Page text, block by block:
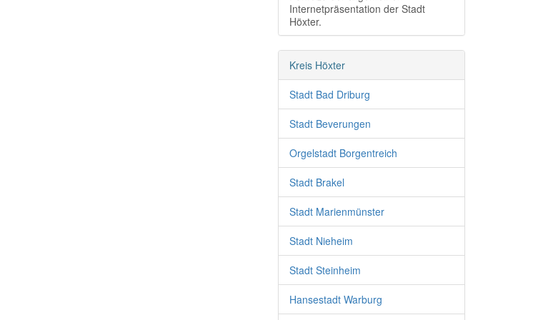
Internetpräsentation der Stadt
Höxter.
Kreis Höxter
Stadt Bad Driburg
Stadt Beverungen
Orgelstadt Borgentreich
Stadt Brakel
Stadt Marienmünster
Stadt Nieheim
Stadt Steinheim
Hansestadt Warburg